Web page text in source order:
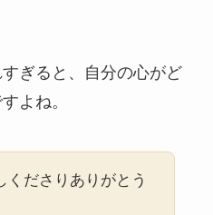
ぎると、自分の心がど
よね。
くださりありがとう